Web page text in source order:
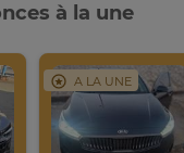
à la une
A LA UNE